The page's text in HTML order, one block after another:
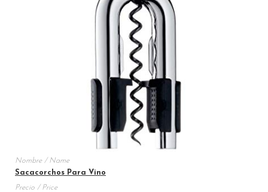
Sacacorchos Para Vino